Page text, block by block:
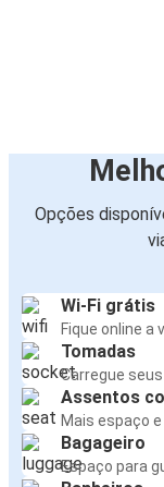
Opções
Wi-Fi grátis
Fique online a
Tomadas
Carregue
Assentos
Mais espaço
Bagageiro
Espaço para